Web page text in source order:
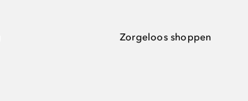
Zorgeloos shoppen